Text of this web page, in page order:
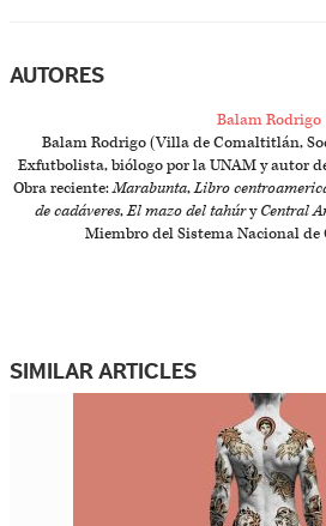
AUTORES
Balam Rodrigo
Balam Rodrigo (Villa de Comaltitlán,
Exfutbolista, biólogo por la UNAM y autor
Obra reciente:Marabunta,Libro
de cadáveres,El mazo del tahúryCentral
Miembro del Sistema Nacional de
SIMILAR ARTICLES